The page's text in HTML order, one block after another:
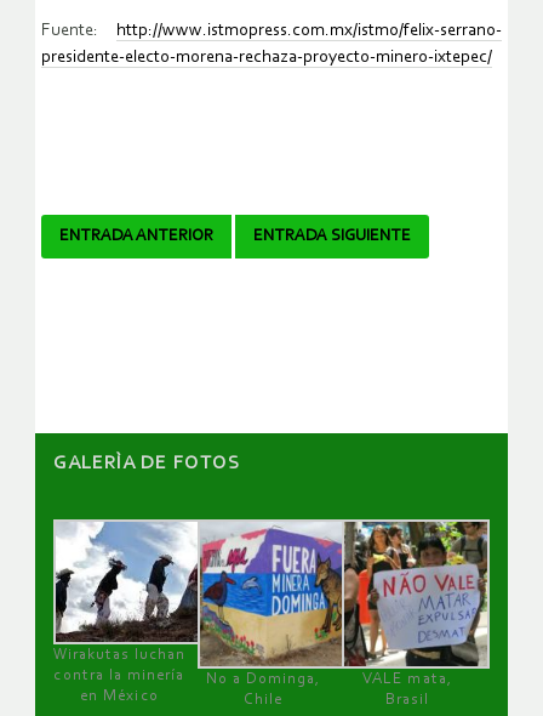
Fuente: http://www.istmopress.com.mx/istmo/felix-serrano-
presidente-electo-morena-rechaza-proyecto-minero-ixtepec/
Navegador
ENTRADA ANTERIOR ENTRADA SIGUIENTE
GALERÌA DE FOTOS
Wirakutas luchan
contra la minería
en México
No a Dominga,
Chile
VALE mata,
Brasil